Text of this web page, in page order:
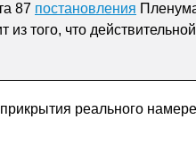
87 постановления
из того, что
реального